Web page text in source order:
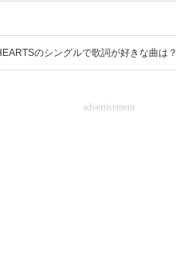
のシングルで歌詞が好きな曲は？
advertisement